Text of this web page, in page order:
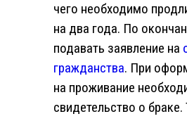
чего необходимо
на два года. По
подавать заявление на
гражданства. При
на проживание
свидетельство о